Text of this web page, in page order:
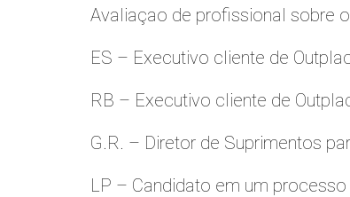
Avaliaçao de profissional sobre
ES – Executivo cliente de
RB – Executivo cliente de
G.R. – Diretor de Suprimentos
LP – Candidato em um processo